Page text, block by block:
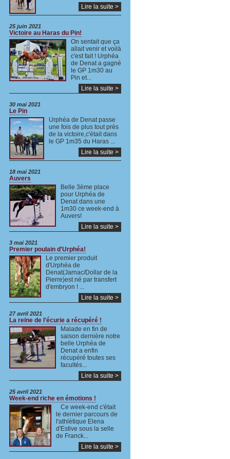
Lire la suite >
25 juin 2021
Victoire au Haras du Pin!
On sentait que ça
allait venir et voilà
c'est fait ! Urphéa
de Denat a gagné
le GP 1m30 au
Pin et...
Lire la suite >
30 mai 2021
Le Pin
Urphéa de Denat passe
une fois de plus tout près
de la victoire,c'était dans
le GP 1m35 du Haras ...
Lire la suite >
18 mai 2021
Auvers
Belle 3ème place
pour Urphéa de
Denat dans une
1m30 ce week-end à
Auvers!
Lire la suite >
3 mai 2021
Premier poulain d'Urphéa!
Le premier produit
d'Urphéa de
Denat(Jarnac/Dollar de la
Pierre)est né par transfert
d'embryon ! ...
Lire la suite >
27 avril 2021
La reine de l'écurie a récupéré !
Malade en fin de
saison dernière notre
belle Urphéa de
Denat a enfin
récupéré toutes ses
facultés...
Lire la suite >
25 avril 2021
Week-end riche en émotions !
Ce week-end c'était
le dernier parcours de
l'athlètique Elena
d'Estive sous la selle
de Franck...
Lire la suite >